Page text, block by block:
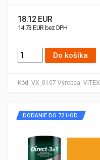
Kód: VX_0107 Výrobca: VITEX
18.12 EUR
14.73 EUR bez DPH
Do košíka
DODANIE DO 72 HOD.